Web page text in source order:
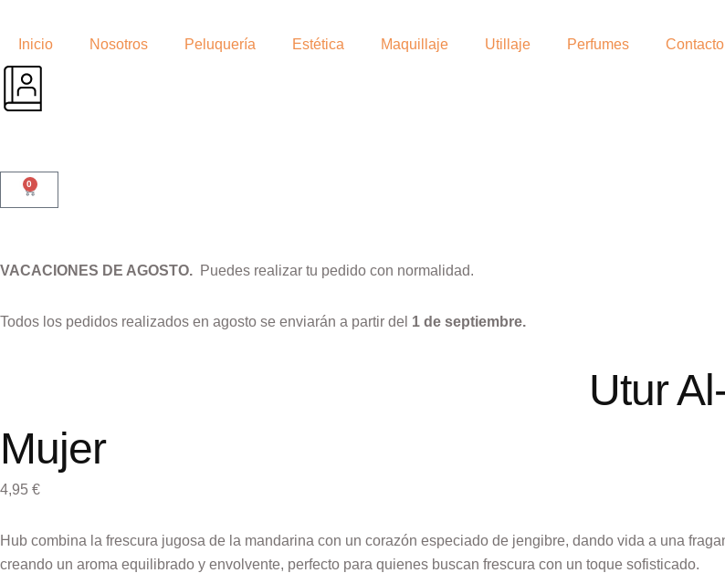
Inicio Nosotros Peluquería Estética Maquillaje Utillaje Perfumes Contacto
0
VACACIONES DE AGOSTO. Puedes realizar tu pedido con normalidad.
Todos los pedidos realizados en agosto se enviarán a partir del 1 de septiembre.
Utur
Mujer
4,95 €
Hub combina la frescura jugosa de la mandarina con un corazón especiado de jengibre, dando vida a una
creando un aroma equilibrado y envolvente, perfecto para quienes buscan frescura con un toque sofisticado.